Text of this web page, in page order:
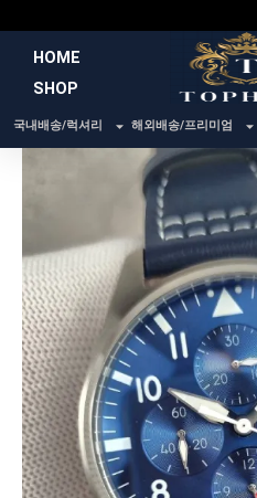
건
너
HOME
SHOP
국내배송/럭셔리 해외배송/프리미엄